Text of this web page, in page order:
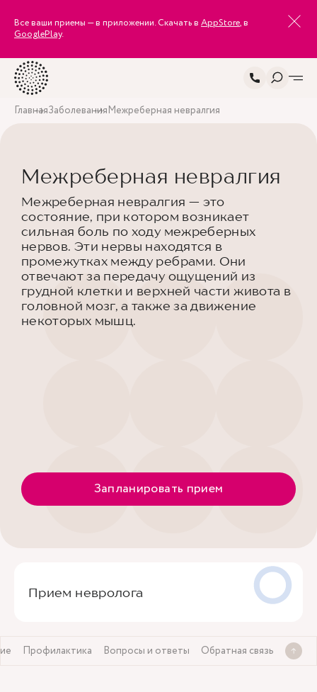
Все ваши приемы — в приложении. Скачать в AppStore, в
GooglePlay.
ГлавнаяЗаболеванияМежреберная невралгия
Межреберная невралгия
Межреберная невралгия — это
состояние, при котором возникает
сильная боль по ходу межреберных
нервов. Эти нервы находятся в
промежутках между ребрами. Они
отвечают за передачу ощущений из
грудной клетки и верхней части живота в
головной мозг, а также за движение
некоторых мышц.
Запланировать прием
Прием невролога
Профилактика Вопросы и ответы Обратная связь